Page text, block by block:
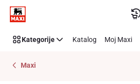
Preskoči link
Kategorije Katalog Moj Maxi
Maxi